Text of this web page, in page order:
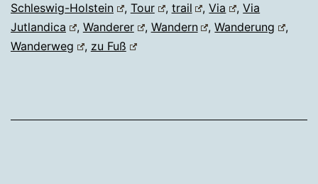
Schleswig-Holstein
, Tour , trail ,Via ,Via
Jutlandica
, Wanderer , Wandern ,Wanderung
,
Wanderweg
, zu Fuß